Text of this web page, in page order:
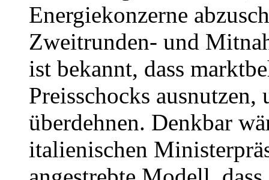
Energiekonzerne
Zweitrunden- und
ist bekannt, dass
Preisschocks
überdehnen. Denkbar
italienischen